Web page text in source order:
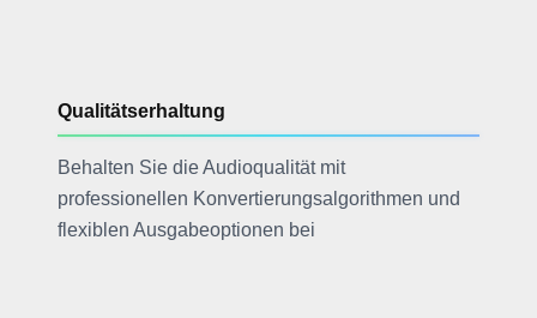
Qualitätserhaltung
Behalten Sie die Audioqualität mit
professionellen Konvertierungsalgorithmen und
flexiblen Ausgabeoptionen bei